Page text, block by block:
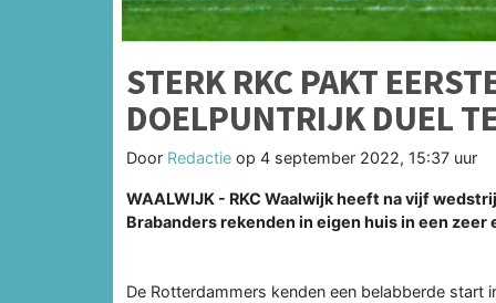
STERK RKC PAKT
DOELPUNTRIJK DUEL
Door Redactie op 4 september 2022, 15:37 uur
WAALWIJK - RKC Waalwijk heeft na vijf
Brabanders rekenden in eigen huis in een
De Rotterdammers kenden een belabberde